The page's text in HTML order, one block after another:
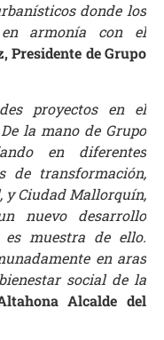
donde los
armonía con el
Presidente de Grupo
proyectos en el
la mano de Grupo
en diferentes
de transformación,
y Ciudad Mallorquín,
nuevo desarrollo
muestra de ello.
en aras
social de la
Alcalde del